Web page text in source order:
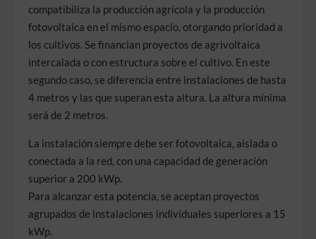
compatibiliza la producción agrícola y la producción
fotovoltaica en el mismo espacio, otorgando prioridad a
los cultivos. Se financian proyectos de agrivoltaica
intercalada o con estructura sobre el cultivo. En este
segundo caso, se diferencia entre instalaciones de hasta
4 metros y las que superan esta altura. La altura mínima
será de 2 metros.
La instalación siempre debe ser fotovoltaica, aislada o
conectada a la red, con una capacidad de generación
superior a 200 kWp.
Para alcanzar esta potencia, se aceptan proyectos
agrupados de instalaciones individuales superiores a 15
kWp.